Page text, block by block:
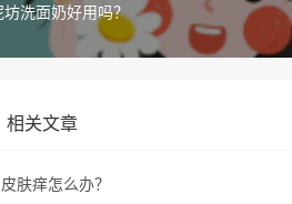
坊洗面奶好用吗？
相关文章
皮肤痒怎么办？